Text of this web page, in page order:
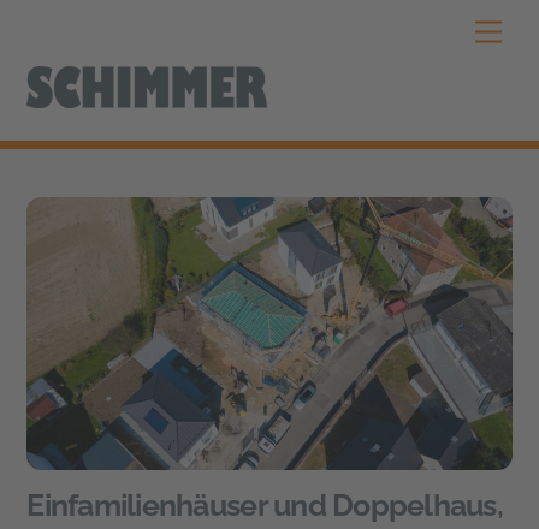
content
Einfamilienhäuser und Doppelhaus,